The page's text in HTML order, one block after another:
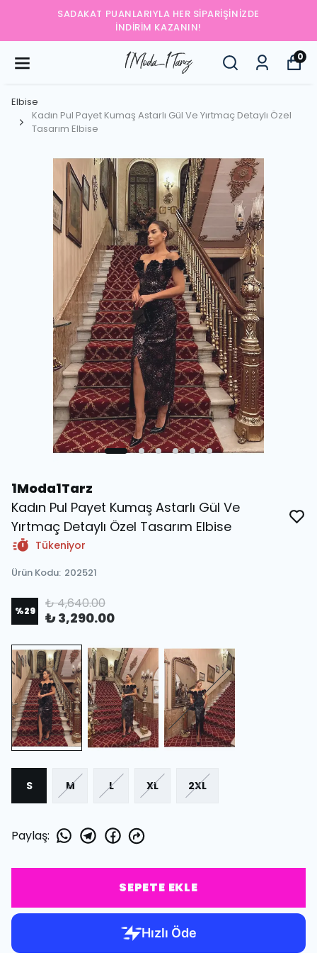
SADAKAT PUANLARIYLA HER SIPARIŞINIZDE
İNDIRIM KAZANIN!
0
Elbise
Kadın Pul Payet Kumaş Astarlı Gül Ve Yırtmaç Detaylı Özel
Tasarım Elbise
1Moda1Tarz
Kadın Pul Payet Kumaş Astarlı Gül Ve
Yırtmaç Detaylı Özel Tasarım Elbise
Tükeniyor
Ürün Kodu: 202521
%29 ₺ 4,640.00
₺ 3,290.00
S M L XL 2XL
Paylaş:
SEPETE EKLE